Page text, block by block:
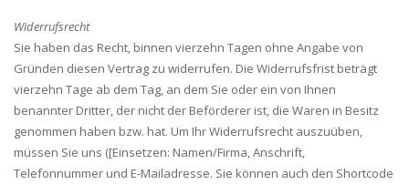
Widerrufsrecht
Sie haben das Recht, binnen vierzehn Tagen ohne Angabe von
Gründen diesen Vertrag zu widerrufen. Die Widerrufsfrist beträgt
vierzehn Tage ab dem Tag, an dem Sie oder ein von Ihnen
benannter Dritter, der nicht der Beförderer ist, die Waren in Besitz
genommen haben bzw. hat. Um Ihr Widerrufsrecht auszuüben,
müssen Sie uns ([Einsetzen: Namen/Firma, Anschrift,
Telefonnummer und E-Mailadresse. Sie können auch den Shortcode